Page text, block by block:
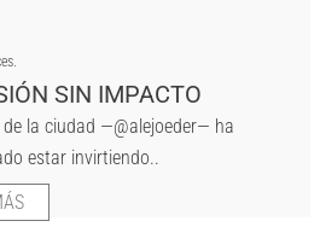
SIN IMPACTO
de la ciudad —@alejoeder— ha
estar invirtiendo..